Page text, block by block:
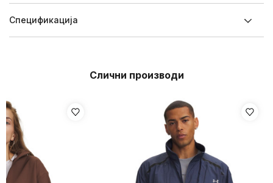
Спецификацијa
Слични производи